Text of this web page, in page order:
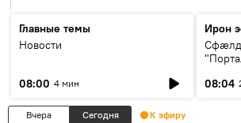
Главные темы
Новости
08:00 4 мин
Ирон
08:04
Вчера Сегодня К эфиру